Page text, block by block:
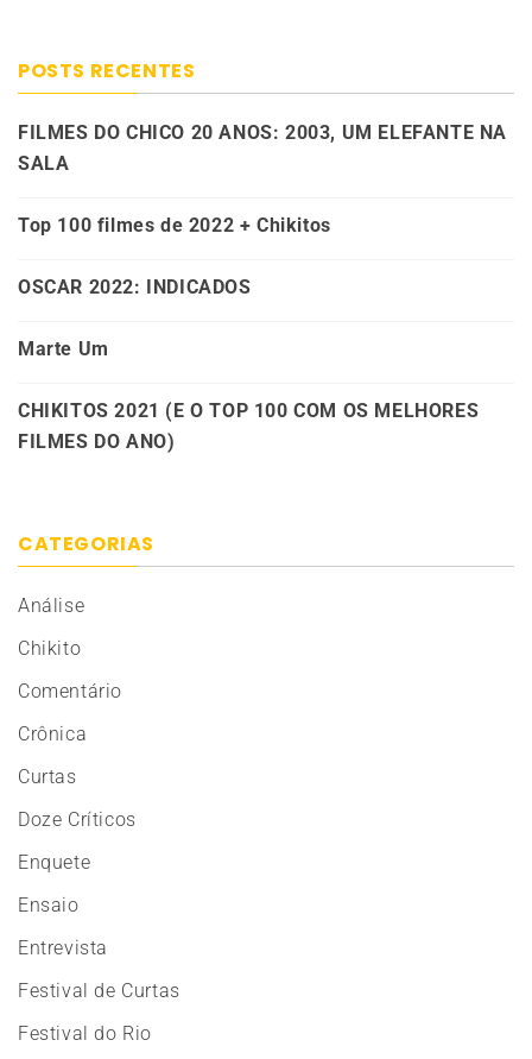
POSTS RECENTES
FILMES DO CHICO 20 ANOS: 2003, UM ELEFANTE NA
SALA
Top 100 filmes de 2022 + Chikitos
OSCAR 2022: INDICADOS
Marte Um
CHIKITOS 2021 (E O TOP 100 COM OS MELHORES
FILMES DO ANO)
CATEGORIAS
Análise
Chikito
Comentário
Crônica
Curtas
Doze Críticos
Enquete
Ensaio
Entrevista
Festival de Curtas
Festival do Rio